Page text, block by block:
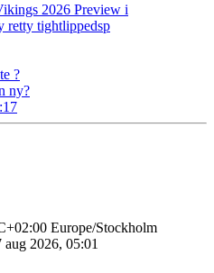
2026 Preview i
retty tightlippedsp
?
ny?
Europe/Stockholm
2026, 05:01